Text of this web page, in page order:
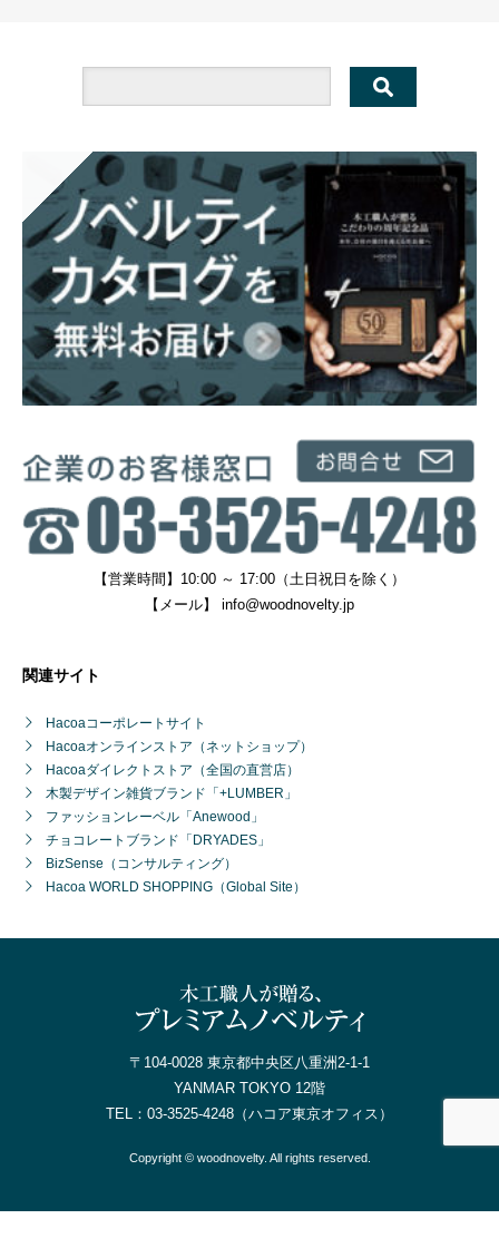
【営業時間】10:00 ～ 17:00（土日祝日を除く）
【メール】 info@woodnovelty.jp
関連サイト
Hacoaコーポレートサイト
Hacoaオンラインストア（ネットショップ）
Hacoaダイレクトストア（全国の直営店）
木製デザイン雑貨ブランド「+LUMBER」
ファッションレーベル「Anewood」
チョコレートブランド「DRYADES」
BizSense（コンサルティング）
Hacoa WORLD SHOPPING（Global Site）
〒104-0028 東京都中央区八重洲2-1-1
YANMAR TOKYO 12階
TEL： 03-3525-4248 （ハコア東京オフィス）
Copyright © woodnovelty. All rights reserved.